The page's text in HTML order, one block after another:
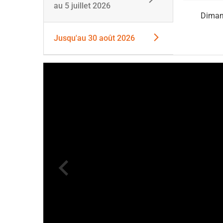
au 5 juillet 2026
Jusqu'au 30 août 2026